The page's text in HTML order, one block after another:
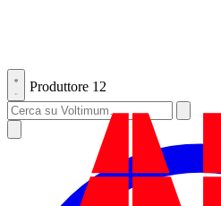
Produttore 12